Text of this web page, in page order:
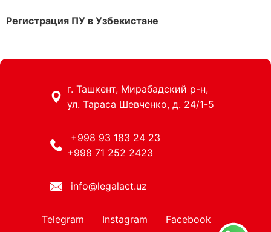
Регистрация ПУ в Узбекистане
г. Ташкент, Мирабадский р-н,
ул. Тараса Шевченко, д. 24/1-5
+998 93 183 24 23
+998 71 252 2423
info@legalact.uz
Telegram Instagram Facebook